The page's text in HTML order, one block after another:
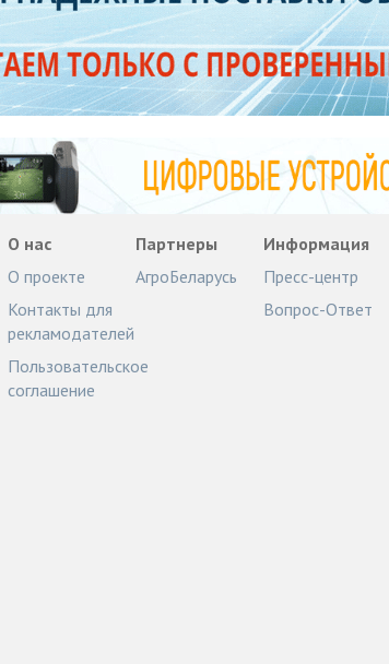
О нас
О проекте
Контакты для
рекламодателей
Пользовательское
соглашение
Партнеры
АгроБеларусь
Информация
Пресс-центр
Вопрос-Ответ